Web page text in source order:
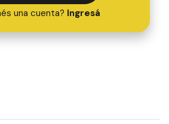
una cuenta? Ingresá